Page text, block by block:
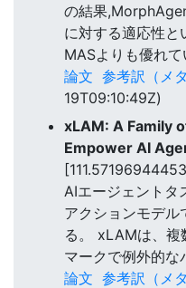
の結果
に対する適応性と
MASよりも優れて
論文 参考訳（メ
19T09:10:49Z)
xLAM: A Family
Empower AI
AIエージェントタ
アクションモデ
る。 xLAMは、複
マークで例外的な
論文 参考訳（メ